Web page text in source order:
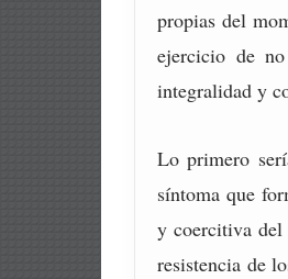
propias del
ejercicio de
integralidad y
Lo primero
síntoma que
y coercitiva del
resistencia de